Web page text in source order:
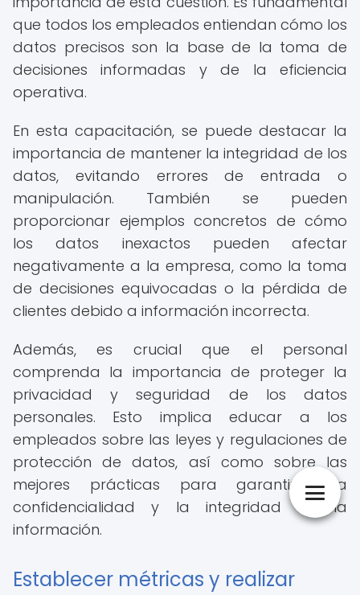
que todos los empleados entiendan cómo los
datos precisos son la base de la toma de
decisiones informadas y de la eficiencia
operativa.
En esta capacitación, se puede destacar la
importancia de mantener la integridad de los
datos, evitando errores de entrada o
manipulación. También se pueden
proporcionar ejemplos concretos de cómo
los datos inexactos pueden afectar
negativamente a la empresa, como la toma
de decisiones equivocadas o la pérdida de
clientes debido a información incorrecta.
Además, es crucial que el personal
comprenda la importancia de proteger la
privacidad y seguridad de los datos
personales. Esto implica educar a los
empleados sobre las leyes y regulaciones de
protección de datos, así como sobre las
mejores prácticas para garantizar la
confidencialidad y la integridad de la
información.
Establecer métricas y realizar